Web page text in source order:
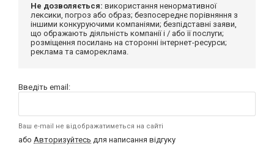
Не дозволяється: використання ненормативної
лексики, погроз або образ; безпосереднє порівняння з
іншими конкуруючими компаніями; безпідставні заяви,
що ображають діяльність компанії і / або її послуги;
розміщення посилань на сторонні інтернет-ресурси;
реклама та самореклама.
Введіть email:
Ваш e-mail не відображатиметься на сайті
або Авторизуйтесь для написання відгуку